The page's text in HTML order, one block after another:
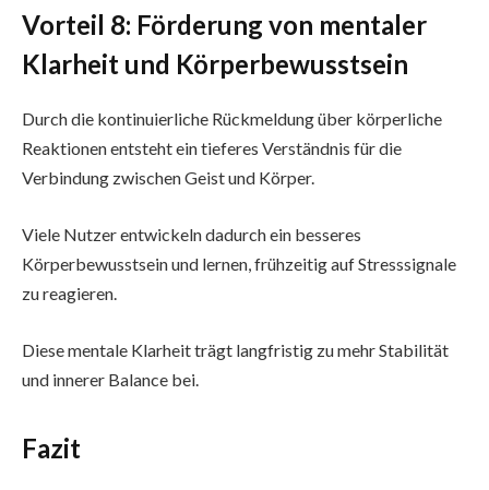
Vorteil 8: Förderung von mentaler
Klarheit und Körperbewusstsein
Durch die kontinuierliche Rückmeldung über körperliche
Reaktionen entsteht ein tieferes Verständnis für die
Verbindung zwischen Geist und Körper.
Viele Nutzer entwickeln dadurch ein besseres
Körperbewusstsein und lernen, frühzeitig auf Stresssignale
zu reagieren.
Diese mentale Klarheit trägt langfristig zu mehr Stabilität
und innerer Balance bei.
Fazit